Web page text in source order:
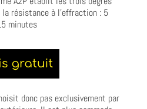
la résistance à l’effraction : 5
minutes
donc pas exclusivement par